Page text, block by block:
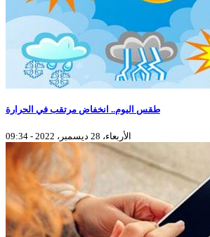
طقس اليوم.. انخفاض مرتقب في الحرارة
الأربعاء، 28 ديسمبر، 2022 - 09:34